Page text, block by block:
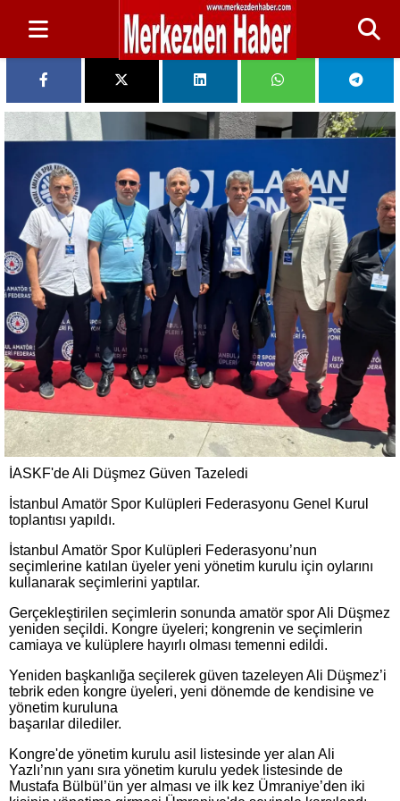
İASKF'de Ali Düşmez Güven Tazeledi
İstanbul Amatör Spor Kulüpleri Federasyonu Genel Kurul
toplantısı yapıldı.
İstanbul Amatör Spor Kulüpleri Federasyonu’nun
seçimlerine katılan üyeler yeni yönetim kurulu için oylarını
kullanarak seçimlerini yaptılar.
Gerçekleştirilen seçimlerin sonunda amatör spor Ali Düşmez
yeniden seçildi. Kongre üyeleri; kongrenin ve seçimlerin
camiaya ve kulüplere hayırlı olması temenni edildi.
Yeniden başkanlığa seçilerek güven tazeleyen Ali Düşmez’i
tebrik eden kongre üyeleri, yeni dönemde de kendisine ve
yönetim kuruluna
başarılar dilediler.
Kongre'de yönetim kurulu asil listesinde yer alan Ali
Yazlı’nın yanı sıra yönetim kurulu yedek listesinde de
Mustafa Bülbül’ün yer alması ve ilk kez Ümraniye’den iki